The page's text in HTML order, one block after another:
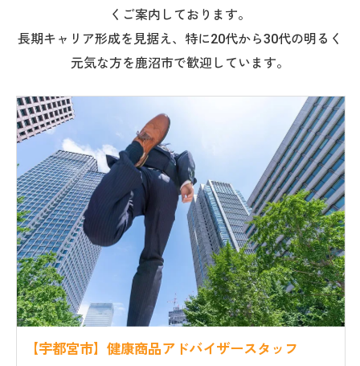
くご案内しております。
長期キャリア形成を見据え、特に20代から30代の明るく
元気な方を鹿沼市で歓迎しています。
【宇都宮市】健康商品アドバイザースタッフ